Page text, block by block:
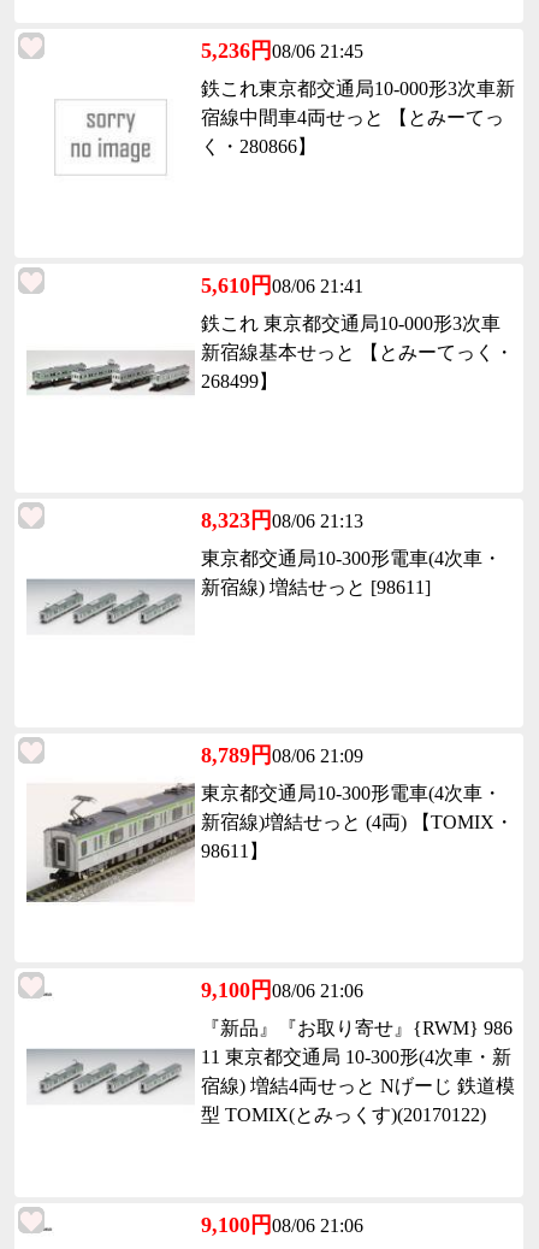
5,236円08/06 21:45
鉄これ東京都交通局10-000形3次車新
宿線中間車4両せっと 【とみーてっ
く・280866】
5,610円08/06 21:41
鉄これ 東京都交通局10-000形3次車
新宿線基本せっと 【とみーてっく・
268499】
8,323円08/06 21:13
東京都交通局10-300形電車(4次車・
新宿線) 増結せっと [98611]
8,789円08/06 21:09
東京都交通局10-300形電車(4次車・
新宿線)増結せっと (4両) 【TOMIX・
98611】
9,100円08/06 21:06
『新品』『お取り寄せ』{RWM} 986
11 東京都交通局 10-300形(4次車・新
宿線) 増結4両せっと Nげーじ 鉄道模
型 TOMIX(とみっくす)(20170122)
9,100円08/06 21:06